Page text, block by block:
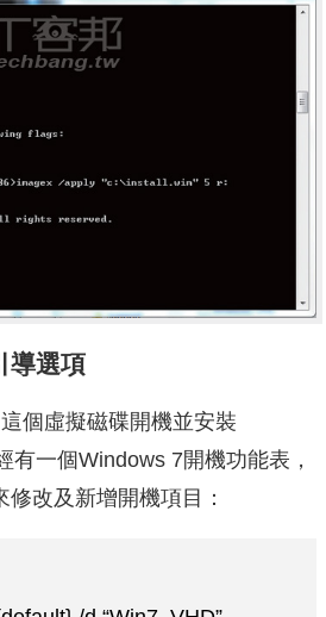
導選項
個虛擬磁碟開機並安裝
有一個Windows 7開機功能表，
改及新增開機項目：